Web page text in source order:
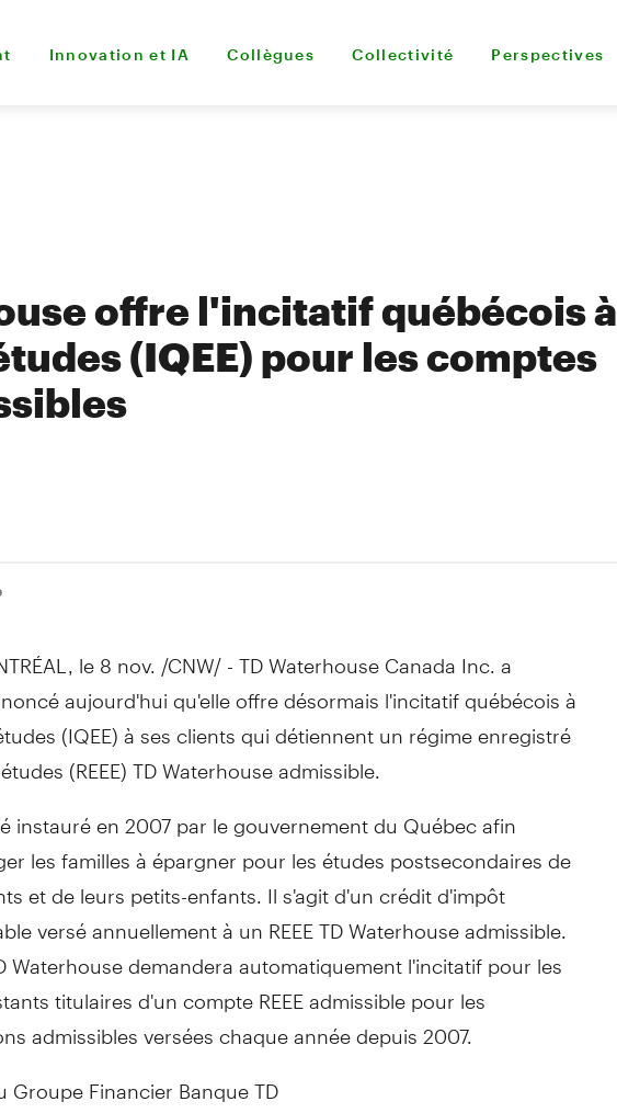
Innovation et IA Collègues Collectivité Perspectives
offre l'incitatif québécois à
(IQEE) pour les comptes
le 8 nov. /CNW/ - TD Waterhouse Canada Inc. a
aujourd'hui qu'elle offre désormais l'incitatif québécois à
(IQEE) à ses clients qui détiennent un régime enregistré
(REEE) TD Waterhouse admissible.
instauré en 2007 par le gouvernement du Québec afin
les familles à épargner pour les études postsecondaires de
et de leurs petits-enfants. Il s'agit d'un crédit d'impôt
versé annuellement à un REEE TD Waterhouse admissible.
Waterhouse demandera automatiquement l'incitatif pour les
titulaires d'un compte REEE admissible pour les
admissibles versées chaque année depuis 2007.
Groupe Financier Banque TD